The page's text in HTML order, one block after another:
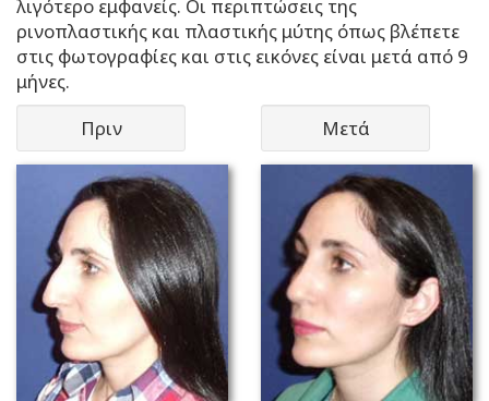
λιγότερο εμφανείς. Οι περιπτώσεις της
ρινοπλαστικής και πλαστικής μύτης όπως βλέπετε
στις φωτογραφίες και στις εικόνες είναι μετά από 9
μήνες.
Πριν
Μετά